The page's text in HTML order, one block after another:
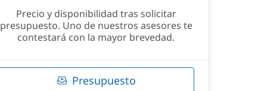
Precio y disponibilidad tras solicitar
presupuesto. Uno de nuestros asesores te
contestará con la mayor brevedad.
Presupuesto